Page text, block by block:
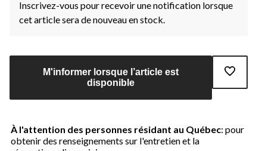
Inscrivez-vous pour recevoir une notification lorsque
cet article sera de nouveau en stock.
M'informer lorsque l’article est
disponible
À l'attention des personnes résidant au Québec: pour
obtenir des renseignements sur l'entretien et la